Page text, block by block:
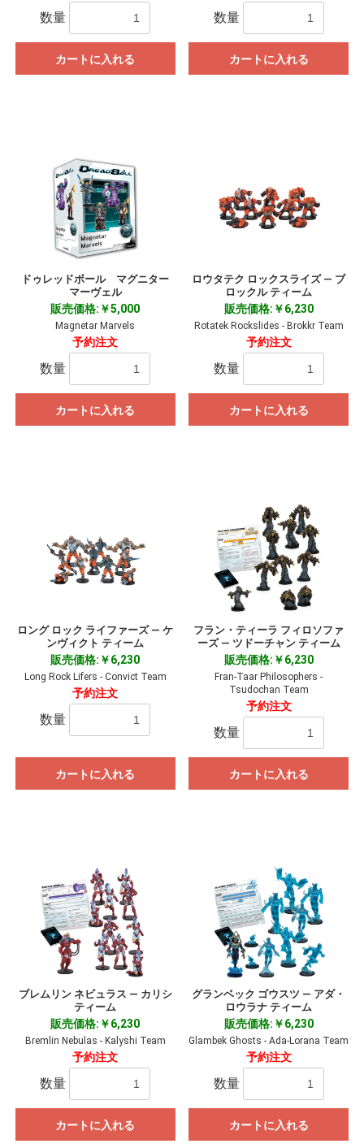
数量
カートに入れる
数量
カートに入れる
ドゥレッドボール マグニター
マーヴェル
販売価格:￥5,000
Magnetar Marvels
予約注文
数量
カートに入れる
ロウタテク ロックスライズ ― ブ
ロックル ティーム
販売価格:￥6,230
Rotatek Rockslides - Brokkr Team
予約注文
数量
カートに入れる
ロング ロック ライファーズ ― ケ
ンヴィクト ティーム
販売価格:￥6,230
Long Rock Lifers - Convict Team
予約注文
数量
カートに入れる
フラン・ティーラ フィロソファ
ーズ ― ツドーチャン ティーム
販売価格:￥6,230
Fran-Taar Philosophers -
Tsudochan Team
予約注文
数量
カートに入れる
ブレムリン ネビュラス ― カリシ
ティーム
販売価格:￥6,230
Bremlin Nebulas - Kalyshi Team
予約注文
数量
カートに入れる
グランベック ゴウスツ ― アダ・
ロウラナ ティーム
販売価格:￥6,230
Glambek Ghosts - Ada-Lorana Team
予約注文
数量
カートに入れる